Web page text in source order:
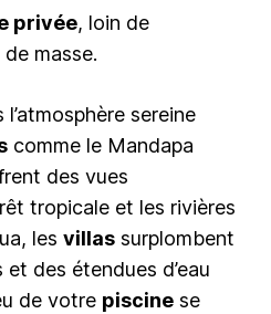
privée, loin de
masse.
sereine
comme le Mandapa
des vues
tropicale et les rivières
les villas surplombent
des étendues d’eau
de votre piscine se